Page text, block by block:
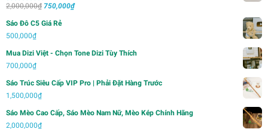
Được xếp
sao
2,000,000₫ Giá
750,000₫Giá
750,000₫.
Sáo Đô C5 Giá Rẻ
500,000₫
Mua Dizi Việt - Chọn Tone Dizi Tùy Thích
700,000₫
Sáo Trúc Siêu Cấp VIP Pro | Phải Đặt Hàng Trước
1,500,000₫
Sáo Mèo Cao Cấp, Sáo Mèo Nam Nữ, Mèo Kép Chính Hãng
2,000,000₫